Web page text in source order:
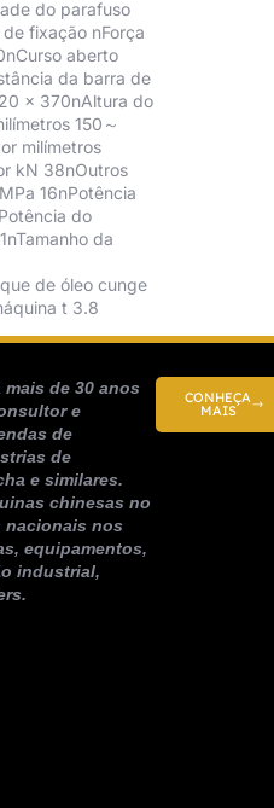
do parafuso
fixação nForça
aberto
da barra de
× 370nAltura do
150～
milímetros
kN 38nOutros
16nPotência
do
da
de óleo cunge
t 3.8
de 30 anos
e
de
de
e similares.
chinesas no
nacionais nos
equipamentos,
industrial,
CONHEÇA
MAIS